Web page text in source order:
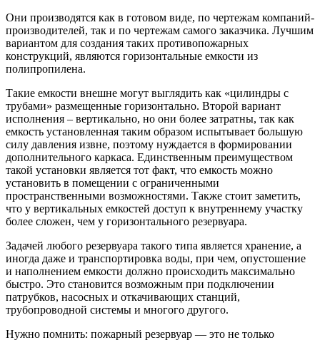
Они производятся как в готовом виде, по чертежам компаний-
производителей, так и по чертежам самого заказчика. Лучшим
вариантом для создания таких противопожарных
конструкций, являются горизонтальные емкости из
полипропилена.
Такие емкости внешне могут выглядить как «цилиндры с
трубами» размещенные горизонтально. Второй вариант
исполнения – вертикально, но они более затратны, так как
емкость установленная таким образом испытывает большую
силу давления извне, поэтому нуждается в формировании
дополнительного каркаса. Единственным преимуществом
такой установки является тот факт, что емкость можно
установить в помещении с ограниченными
пространственными возможностями. Также стоит заметить,
что у вертикальных емкостей доступ к внутреннему участку
более сложен, чем у горизонтального резервуара.
Задачей любого резервуара такого типа является хранение, а
иногда даже и транспортировка воды, при чем, опустошение
и наполнением емкости должно происходить максимально
быстро. Это становится возможным при подключении
патрубков, насосных и откачивающих станций,
трубопроводной системы и многого другого.
Нужно помнить: пожарный резервуар — это не только